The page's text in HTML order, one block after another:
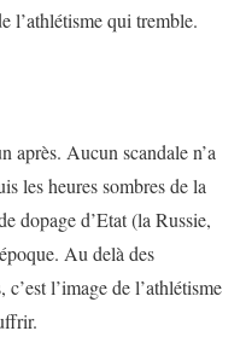
l’athlétisme qui tremble.
après. Aucun scandale n’a
les heures sombres de la
dopage d’Etat (la Russie,
Au delà des
l’image de l’athlétisme